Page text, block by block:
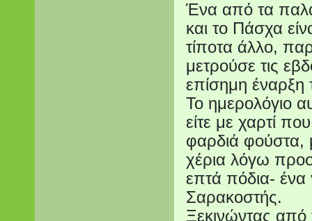
Ένα από τα
και το Πάσχα
τίποτα άλλο,
μετρούσε τις
επίσημη έναρξη
Το ημερολόγιο
είτε με χαρτί
φαρδιά φούστα,
χέρια λόγω
επτά πόδια- ένα
Σαρακοστής.
Ξεκινώντας